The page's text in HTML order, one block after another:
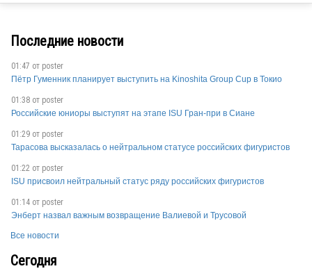
Последние новости
01:47 от poster
Пётр Гуменник планирует выступить на Kinoshita Group Cup в Токио
01:38 от poster
Российские юниоры выступят на этапе ISU Гран-при в Сиане
01:29 от poster
Тарасова высказалась о нейтральном статусе российских фигуристов
01:22 от poster
ISU присвоил нейтральный статус ряду российских фигуристов
01:14 от poster
Энберт назвал важным возвращение Валиевой и Трусовой
Все новости
Сегодня